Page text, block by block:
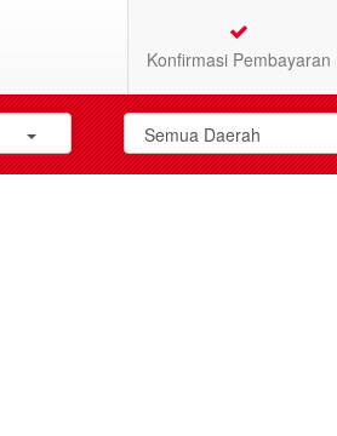
Konfirmasi Pembayaran